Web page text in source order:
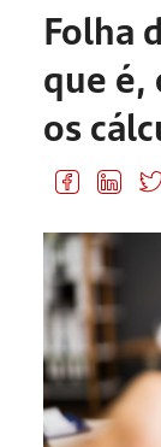
Folha
que é,
os